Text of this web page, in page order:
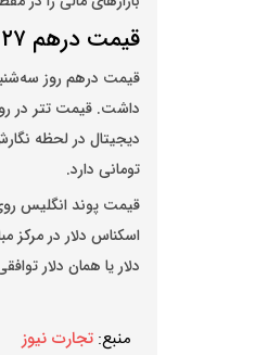
قیمت درهم ۲۷ هزار تومانی شد
قیمت درهم
تومانی دارد.
قیمت پوند انگلیس روی رقم
دلار یا همان دلار توافقی در مرکز مبادله ۷۷ تومان کاهش
منبع: تجارت نیوز